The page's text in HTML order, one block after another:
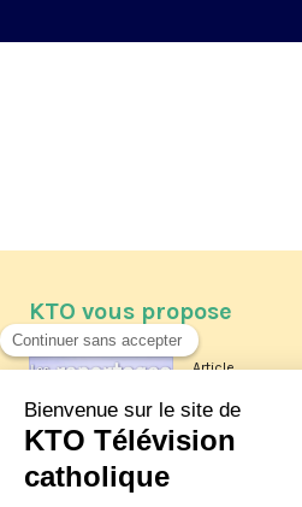
KTO vous propose
Article
Les